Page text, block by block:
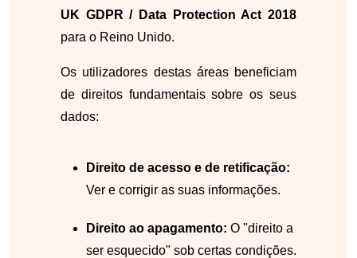
UK GDPR / Data Protection Act 2018
para o Reino Unido.
Os utilizadores destas áreas beneficiam
de direitos fundamentais sobre os seus
dados:
Direito de acesso e de retificação:
Ver e corrigir as suas informações.
Direito ao apagamento: O "direito a
ser esquecido" sob certas condições.